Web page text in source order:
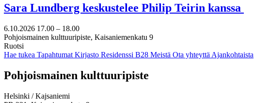
Sara Lundberg keskustelee Philip Teirin kanssa
6.10.2026 17.00 – 18.00
Pohjoismainen kulttuuripiste, Kaisaniemenkatu 9
Ruotsi
Hae tukea Tapahtumat Kirjasto Residenssi B28 Meistä Ota yhteyttä Ajankohtaista
Facebook:
Avataan
välilehteen
Instagram:
Avataan
välilehteen
TikTok:
Avataan
välilehteen
Youtube:
Avataan
välilehteen
Vimeo:
Avataan
välilehteen
Pohjoismainen kulttuuripiste
Helsinki / Kajsaniemi